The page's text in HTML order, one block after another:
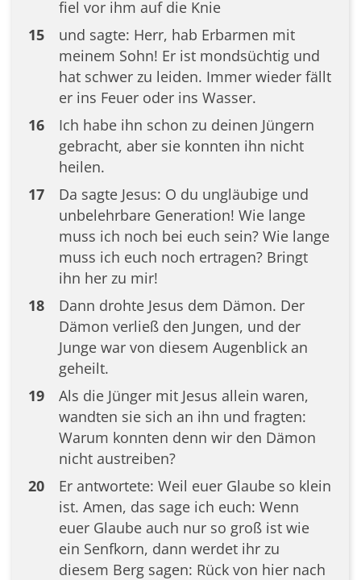
fiel vor ihm auf die Knie
15
und sagte: Herr, hab Erbarmen mit
meinem Sohn! Er ist mondsüchtig und
hat schwer zu leiden. Immer wieder fällt
er ins Feuer oder ins Wasser.
16
Ich habe ihn schon zu deinen Jüngern
gebracht, aber sie konnten ihn nicht
heilen.
17
Da sagte Jesus: O du ungläubige und
unbelehrbare Generation! Wie lange
muss ich noch bei euch sein? Wie lange
muss ich euch noch ertragen? Bringt
ihn her zu mir!
18
Dann drohte Jesus dem Dämon. Der
Dämon verließ den Jungen, und der
Junge war von diesem Augenblick an
geheilt.
19
Als die Jünger mit Jesus allein waren,
wandten sie sich an ihn und fragten:
Warum konnten denn wir den Dämon
nicht austreiben?
20
Er antwortete: Weil euer Glaube so klein
ist. Amen, das sage ich euch: Wenn
euer Glaube auch nur so groß ist wie
ein Senfkorn, dann werdet ihr zu
diesem Berg sagen: Rück von hier nach